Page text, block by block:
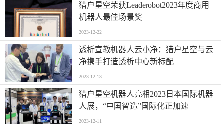
猎户星空荣获Leaderobot2023年度商用
机器人最佳场景奖
2023-12-22
透析宣教机器人云小净：猎户星空与云
净携手打造透析中心新标配
2023-12-13
猎户星空机器人亮相2023日本国际机器
人展，“中国智造”国际化正加速
2023-12-11